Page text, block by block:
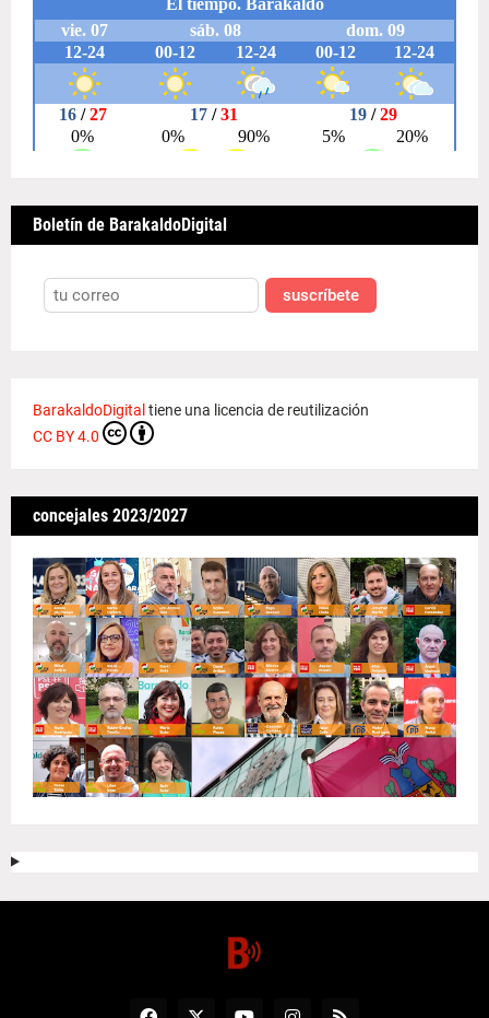
Boletín de BarakaldoDigital
suscríbete
BarakaldoDigital tiene una licencia de reutilización
CC BY 4.0
concejales 2023/2027